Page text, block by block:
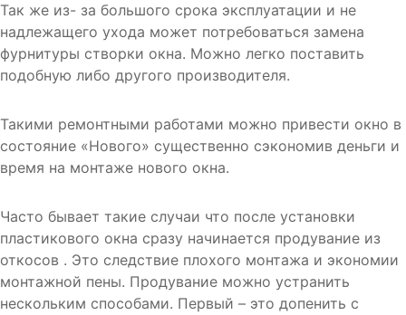
Так же из- за большого срока эксплуатации и не
надлежащего ухода может потребоваться замена
фурнитуры створки окна. Можно легко поставить
подобную либо другого производителя.
Такими ремонтными работами можно привести окно в
состояние «Нового» существенно сэкономив деньги и
время на монтаже нового окна.
Часто бывает такие случаи что после установки
пластикового окна сразу начинается продувание из
откосов . Это следствие плохого монтажа и экономии
монтажной пены. Продувание можно устранить
нескольким способами. Первый – это допенить с